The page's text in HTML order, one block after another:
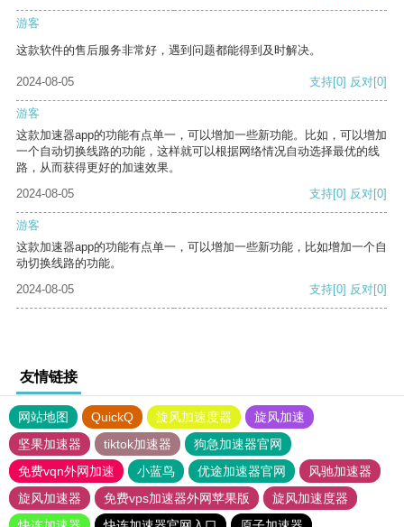
游客
这款软件的售后服务非常好，遇到问题都能得到及时解决。
2024-08-05 支持[0] 反对[0]
游客
这款加速器app的功能有点单一，可以增加一些新功能。比如，可以增加
一个自动切换线路的功能，这样就可以根据网络情况自动选择最优的线
路，从而获得更好的加速效果。
2024-08-05
支持[0] 反对[0]
游客
这款加速器app的功能有点单一，可以增加一些新功能，比如增加一个自
动切换线路的功能。
2024-08-05
支持[0] 反对[0]
友情链接
网站地图 QuickQ 旋风加速度器
旋风加速
坚果加速器
tiktok加速器
狗急加速器官网
免费vqn外网加速
小蓝鸟 优途加速器官网
风驰加速器
旋风加速器
免费vps加速器外网苹果版
旋风加速度器